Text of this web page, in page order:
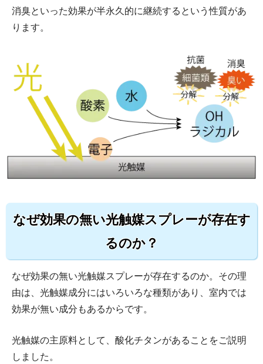
消臭といった効果が半永久的に継続するという性質があ
ります。
なぜ効果の無い光触媒スプレーが存在す
るのか？
なぜ効果の無い光触媒スプレーが存在するのか。その理
由は、光触媒成分にはいろいろな種類があり、室内では
効果が無い成分もあるからです。
光触媒の主原料として、酸化チタンがあることをご説明
しました。